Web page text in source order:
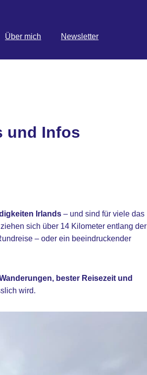
Über mich Newsletter
und Infos
Irlands– und sind für viele das
sich über 14 Kilometer entlang der
– oder ein beeindruckender
bester Reisezeit und
wird.